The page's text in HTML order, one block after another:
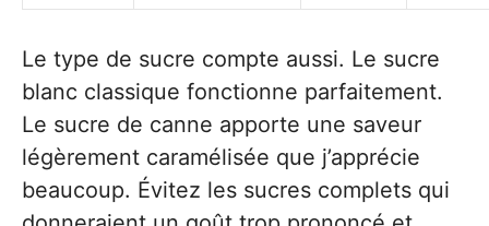
Le type de sucre compte aussi. Le sucre
blanc classique fonctionne parfaitement.
Le sucre de canne apporte une saveur
légèrement caramélisée que j’apprécie
beaucoup. Évitez les sucres complets qui